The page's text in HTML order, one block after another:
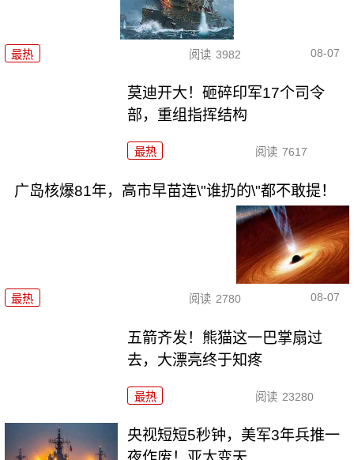
最热 阅读 3982 08-07
莫迪开大！砸碎印军17个司令
部，重组指挥结构
最热 阅读 7617
广岛核爆81年，高市早苗连\"谁扔的\"都不敢提！
最热 阅读 2780 08-07
五箭齐发！熊猫这一巴掌扇过
去，大漂亮终于知疼
最热 阅读 23280
央视短短5秒钟，美军3年兵推一